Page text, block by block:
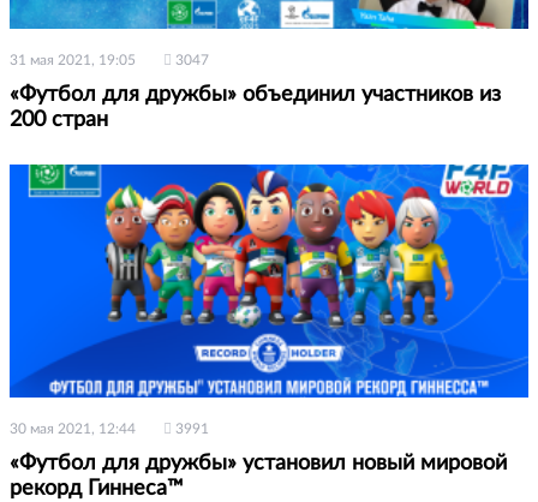
31 мая 2021, 19:05 3047
«Футбол для дружбы» объединил участников из
200 стран
30 мая 2021, 12:44 3991
«Футбол для дружбы» установил новый мировой
рекорд Гиннеса™